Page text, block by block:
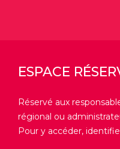
ESPACE
Réservé aux
régional ou
Pour y accéder,